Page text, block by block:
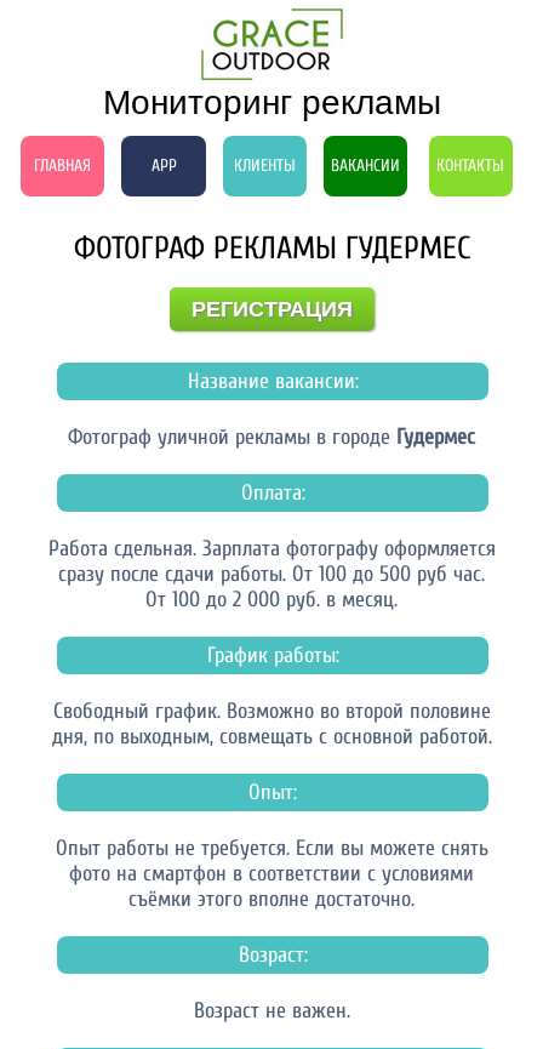
Мониторинг рекламы
ГЛАВНАЯ APP КЛИЕНТЫ ВАКАНСИИ КОНТАКТЫ
ФОТОГРАФ РЕКЛАМЫ ГУДЕРМЕС
РЕГИСТРАЦИЯ
Название вакансии:
Фотограф уличной рекламы в городе Гудермес
Оплата:
Работа сдельная. Зарплата фотографу оформляется
сразу после сдачи работы. От 100 до 500 руб час.
От 100 до 2 000 руб. в месяц.
График работы:
Свободный график. Возможно во второй половине
дня, по выходным, совмещать с основной работой.
Опыт:
Опыт работы не требуется. Если вы можете снять
фото на смартфон в соответствии с условиями
съёмки этого вполне достаточно.
Возраст:
Возраст не важен.